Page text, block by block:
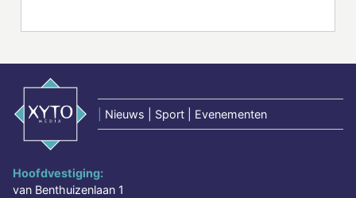
Nieuws | Sport | Evenementen
Hoofdvestiging:
van Benthuizenlaan 1